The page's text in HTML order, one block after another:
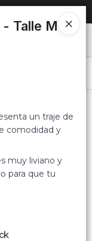
Talle M
un traje de
comodidad y
muy liviano y
para que tu